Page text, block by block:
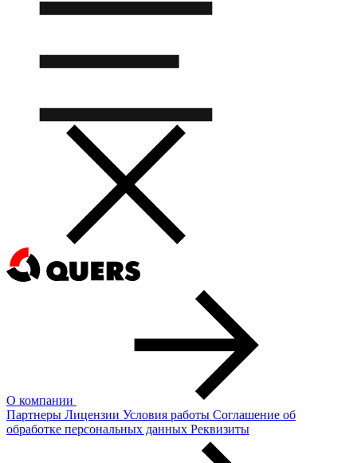
О компании
Партнеры Лицензии Условия работы Соглашение об
обработке персональных данных Реквизиты